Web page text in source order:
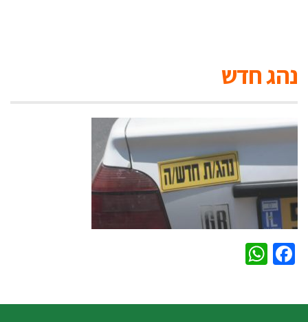
נהג חדש
Facebook